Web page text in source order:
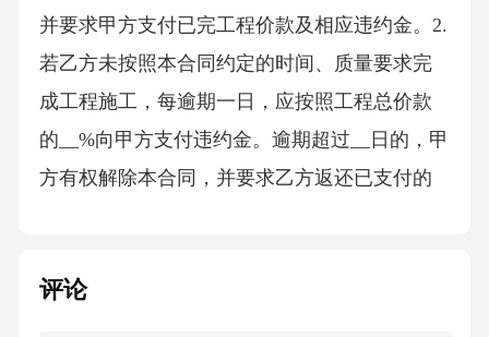
并要求甲方支付已完工程价款及相应违约金。2.
若乙方未按照本合同约定的时间、质量要求完
成工程施工，每逾期一日，应按照工程总价款
的__%向甲方支付违约金。逾期超过__日的，甲
方有权解除本合同，并要求乙方返还已支付的
他损失的，乙方应承担全部赔偿责任。3.乙方采
评论